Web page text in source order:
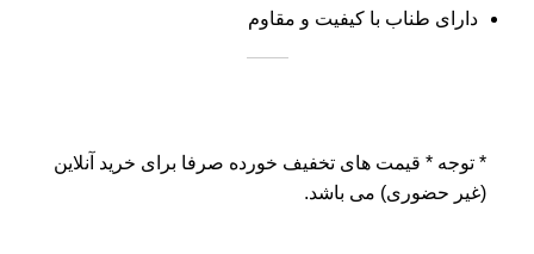
دارای طناب با کیفیت و مقاوم
* توجه * قیمت های تخفیف خورده صرفا برای خرید آنلاین
(غیر حضوری) می باشد.